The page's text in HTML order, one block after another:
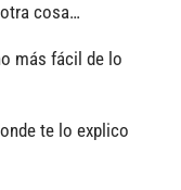
cosa…
más fácil de lo
te lo explico